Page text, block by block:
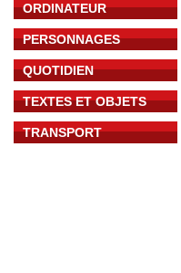
ORDINATEUR
PERSONNAGES
QUOTIDIEN
TEXTES ET OBJETS
TRANSPORT